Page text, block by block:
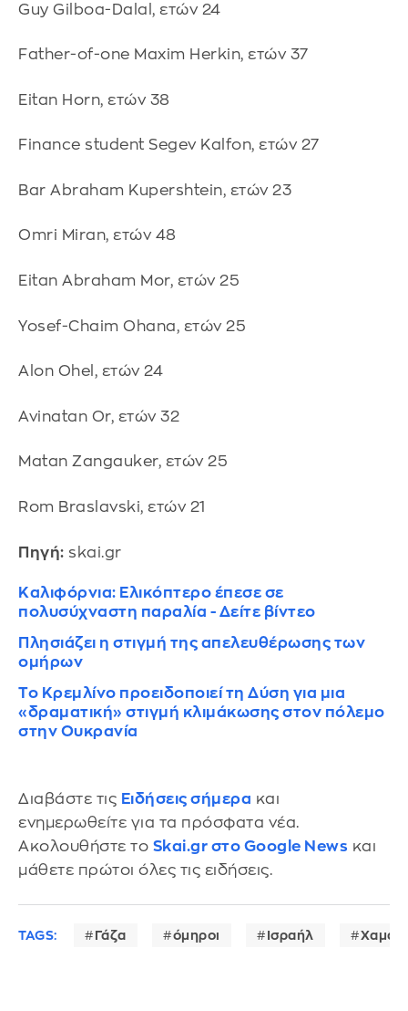
Guy Gilboa-Dalal, ετών 24
Father-of-one Maxim Herkin, ετών 37
Eitan Horn, ετών 38
Finance student Segev Kalfon, ετών 27
Bar Abraham Kupershtein, ετών 23
Omri Miran, ετών 48
Eitan Abraham Mor, ετών 25
Yosef-Chaim Ohana, ετών 25
Alon Ohel, ετών 24
Avinatan Or, ετών 32
Matan Zangauker, ετών 25
Rom Braslavski, ετών 21
Πηγή: skai.gr
Καλιφόρνια: Ελικόπτερο έπεσε σε
πολυσύχναστη παραλία - Δείτε βίντεο
Πλησιάζει η στιγμή της απελευθέρωσης των
ομήρων
Το Κρεμλίνο προειδοποιεί τη Δύση για μια
«δραματική» στιγμή κλιμάκωσης στον πόλεμο
στην Ουκρανία
Διαβάστε τις Ειδήσεις σήμερα και
ενημερωθείτε για τα πρόσφατα νέα.
Ακολουθήστε το Skai.gr στο Google News και
μάθετε πρώτοι όλες τις ειδήσεις.
TAGS: Γάζα όμηροι Ισραήλ Χαμάς